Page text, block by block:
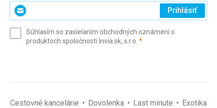
Zadajte
svoj
(povinné)
Prihlásiť
Súhlasím so zasielaním obchodných oznámení o
produktoch spoločnosti Invia.sk, s.r.o. *(povinné)
Cestovné kancelárie Dovolenka Last minute
Exotika